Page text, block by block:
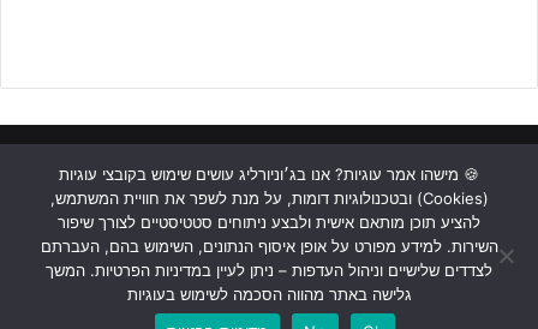
ראשי כתבות תכנים מקצועיים תנאי שימוש
מדיניות אבטחה
כתבו לנו
Facebook
YouTube
Instagram
🍪 מישהו אמר עוגיות? אנו בג׳וניורליג עושים שימוש בקובצי עוגיות
(Cookies) ובטכנולוגיות דומות, על מנת לשפר את חוויית המשתמש,
להציע תוכן מותאם אישית ולבצע ניתוחים סטטיסטיים לצורך שיפור
השירות. למידע מפורט על אופן איסוף הנתונים, השימוש בהם, העברתם
לצדדים שלישיים וניהול העדפות – ניתן לעיין במדיניות הפרטיות. המשך
גלישה באתר מהווה הסכמה לשימוש בעוגיות